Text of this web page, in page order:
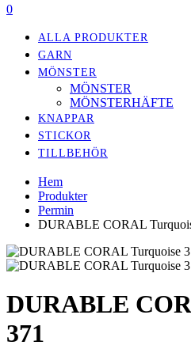
0
ALLA PRODUKTER
GARN
MÖNSTER
MÖNSTER
MÖNSTERHÄFTE
KNAPPAR
STICKOR
TILLBEHÖR
Hem
Produkter
Permin
DURABLE CORAL
DURABLE
371